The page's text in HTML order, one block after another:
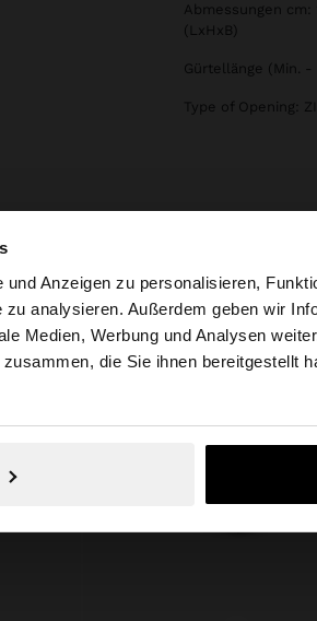
Anzeigen zu personalisieren,
analysieren. Außerdem geben wir
Medien, Werbung und Analysen
die Sie ihnen bereitgestellt
Website zu. Möchten Sie
Nein, bleiben Sie bei Austria
Abmessungen cm:
(LxHxB)
Gürtellänge (Min. -
Type of Opening: